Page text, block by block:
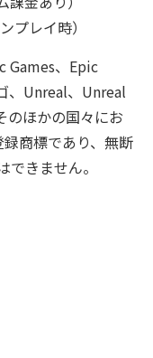
プレイ時）
Games、Epic
、Unreal、Unreal
のほかの国々にお
商標であり、無断
きません。